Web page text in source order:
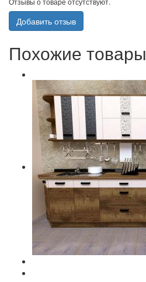
Добавить отзыв
Похожие товары